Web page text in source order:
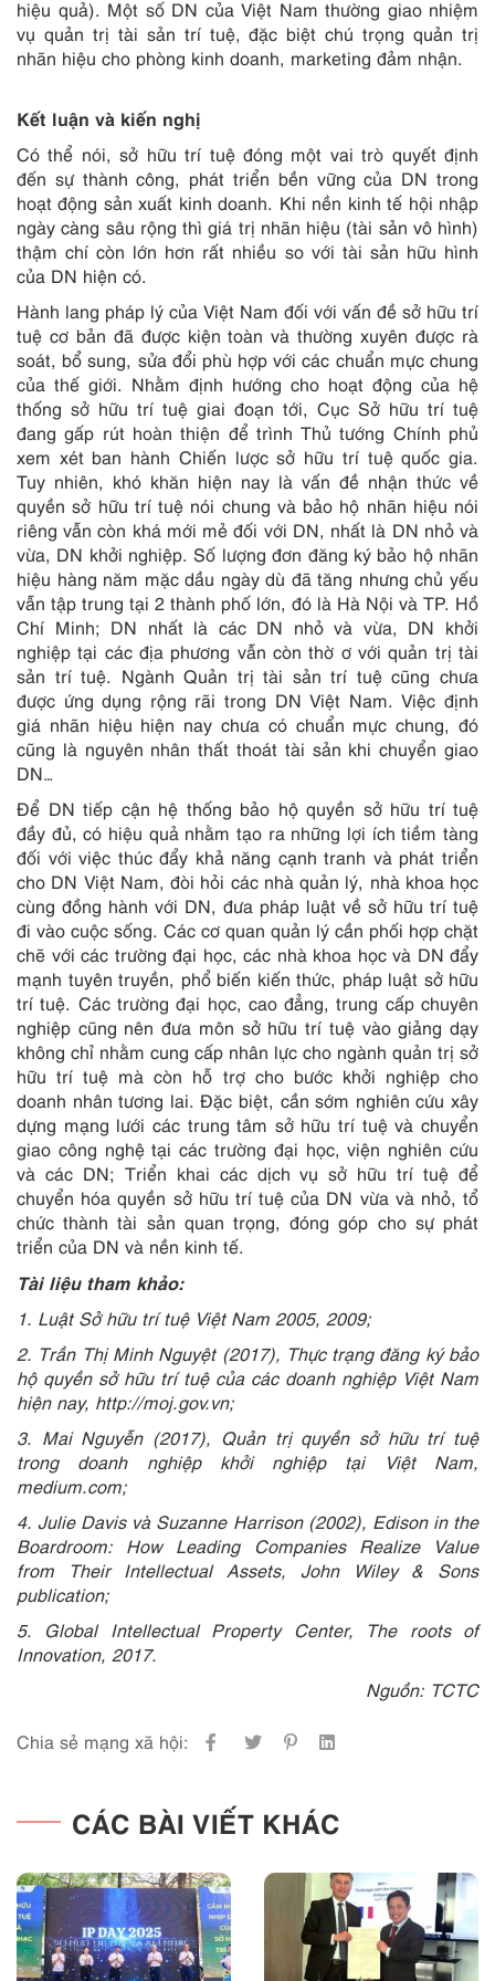
hiệu quả). Một số DN của Việt Nam thường giao nhiệm
vụ quản trị tài sản trí tuệ, đặc biệt chú trọng quản trị
nhãn hiệu cho phòng kinh doanh, marketing đảm nhận.
Kết luận và kiến nghị
Có thể nói, sở hữu trí tuệ đóng một vai trò quyết định
đến sự thành công, phát triển bền vững của DN trong
hoạt động sản xuất kinh doanh. Khi nền kinh tế hội nhập
ngày càng sâu rộng thì giá trị nhãn hiệu (tài sản vô hình)
thậm chí còn lớn hơn rất nhiều so với tài sản hữu hình
của DN hiện có.
Hành lang pháp lý của Việt Nam đối với vấn đề sở hữu trí
tuệ cơ bản đã được kiện toàn và thường xuyên được rà
soát, bổ sung, sửa đổi phù hợp với các chuẩn mực chung
của thế giới. Nhằm định hướng cho hoạt động của hệ
thống sở hữu trí tuệ giai đoạn tới, Cục Sở hữu trí tuệ
đang gấp rút hoàn thiện để trình Thủ tướng Chính phủ
xem xét ban hành Chiến lược sở hữu trí tuệ quốc gia.
Tuy nhiên, khó khăn hiện nay là vấn đề nhận thức về
quyền sở hữu trí tuệ nói chung và bảo hộ nhãn hiệu nói
riêng vẫn còn khá mới mẻ đối với DN, nhất là DN nhỏ và
vừa, DN khởi nghiệp. Số lượng đơn đăng ký bảo hộ nhãn
hiệu hàng năm mặc dầu ngày dù đã tăng nhưng chủ yếu
vẫn tập trung tại 2 thành phố lớn, đó là Hà Nội và TP. Hồ
Chí Minh; DN nhất là các DN nhỏ và vừa, DN khởi
nghiệp tại các địa phương vẫn còn thờ ơ với quản trị tài
sản trí tuệ. Ngành Quản trị tài sản trí tuệ cũng chưa
được ứng dụng rộng rãi trong DN Việt Nam. Việc định
giá nhãn hiệu hiện nay chưa có chuẩn mực chung, đó
cũng là nguyên nhân thất thoát tài sản khi chuyển giao
DN…
Để DN tiếp cận hệ thống bảo hộ quyền sở hữu trí tuệ
đầy đủ, có hiệu quả nhằm tạo ra những lợi ích tiềm tàng
đối với việc thúc đẩy khả năng cạnh tranh và phát triển
cho DN Việt Nam, đòi hỏi các nhà quản lý, nhà khoa học
cùng đồng hành với DN, đưa pháp luật về sở hữu trí tuệ
đi vào cuộc sống. Các cơ quan quản lý cần phối hợp chặt
chẽ với các trường đại học, các nhà khoa học và DN đẩy
mạnh tuyên truyền, phổ biến kiến thức, pháp luật sở hữu
trí tuệ. Các trường đại học, cao đẳng, trung cấp chuyên
nghiệp cũng nên đưa môn sở hữu trí tuệ vào giảng dạy
không chỉ nhằm cung cấp nhân lực cho ngành quản trị sở
hữu trí tuệ mà còn hỗ trợ cho bước khởi nghiệp cho
doanh nhân tương lai. Đặc biệt, cần sớm nghiên cứu xây
dựng mạng lưới các trung tâm sở hữu trí tuệ và chuyển
giao công nghệ tại các trường đại học, viện nghiên cứu
và các DN; Triển khai các dịch vụ sở hữu trí tuệ để
chuyển hóa quyền sở hữu trí tuệ của DN vừa và nhỏ, tổ
chức thành tài sản quan trọng, đóng góp cho sự phát
triển của DN và nền kinh tế.
Tài liệu tham khảo:
1. Luật Sở hữu trí tuệ Việt Nam 2005, 2009;
2. Trần Thị Minh Nguyệt (2017), Thực trạng đăng ký bảo
hộ quyền sở hữu trí tuệ của các doanh nghiệp Việt Nam
hiện nay, http://moj.gov.vn;
3. Mai Nguyễn (2017), Quản trị quyền sở hữu trí tuệ
trong doanh nghiệp khởi nghiệp tại Việt Nam,
medium.com;
4. Julie Davis và Suzanne Harrison (2002), Edison in the
Boardroom: How Leading Companies Realize Value
from Their Intellectual Assets, John Wiley & Sons
publication;
5. Global Intellectual Property Center, The roots of
Innovation, 2017.
Nguồn: TCTC
Chia sẻ mạng xã hội:
CÁC BÀI VIẾT KHÁC